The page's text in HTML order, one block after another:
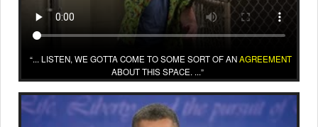
... LISTEN, WE GOTTA COME TO SOME SORT OF ANAGREEMENT
ABOUT THIS SPACE. ...